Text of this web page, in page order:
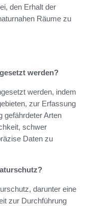
den Erhalt der
Räume zu
werden?
werden, indem
zur Erfassung
gefährdeter Arten
schwer
Daten zu
darunter eine
zur Durchführung